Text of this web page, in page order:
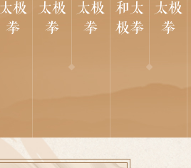
极十三杆等。
体文化的艺术性，老少皆宜习
太极
拳
太极
拳
太极
拳
和太
极拳
太极
拳